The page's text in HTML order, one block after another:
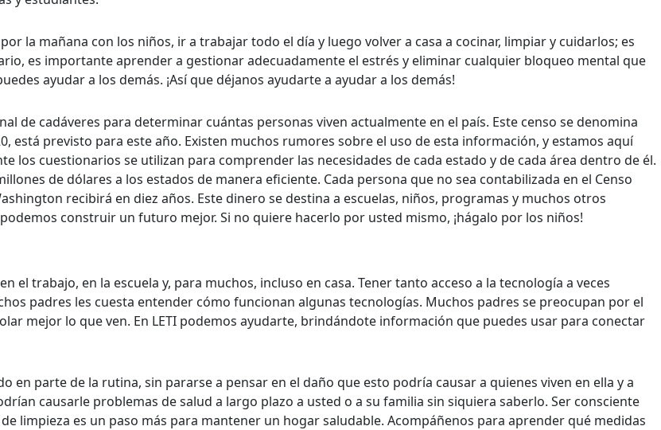
la mañana con los niños, ir a trabajar todo el día y luego volver a casa a cocinar, limpiar y cuidarlos; es
es importante aprender a gestionar adecuadamente el estrés y eliminar cualquier bloqueo mental que
ayudar a los demás. ¡Así que déjanos ayudarte a ayudar a los demás!
de cadáveres para determinar cuántas personas viven actualmente en el país. Este censo se denomina
está previsto para este año. Existen muchos rumores sobre el uso de esta información, y estamos aquí
los cuestionarios se utilizan para comprender las necesidades de cada estado y de cada área dentro de él.
de dólares a los estados de manera eficiente. Cada persona que no sea contabilizada en el Censo
recibirá en diez años. Este dinero se destina a escuelas, niños, programas y muchos otros
construir un futuro mejor. Si no quiere hacerlo por usted mismo, ¡hágalo por los niños!
el trabajo, en la escuela y, para muchos, incluso en casa. Tener tanto acceso a la tecnología a veces
padres les cuesta entender cómo funcionan algunas tecnologías. Muchos padres se preocupan por el
mejor lo que ven. En LETI podemos ayudarte, brindándote información que puedes usar para conectar
en parte de la rutina, sin pararse a pensar en el daño que esto podría causar a quienes viven en ella y a
causarle problemas de salud a largo plazo a usted o a su familia sin siquiera saberlo. Ser consciente
limpieza es un paso más para mantener un hogar saludable. Acompáñenos para aprender qué medidas